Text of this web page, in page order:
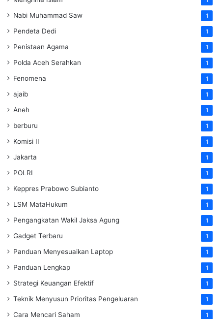
Nabi Muhammad Saw 1
Pendeta Dedi 1
Penistaan Agama 1
Polda Aceh Serahkan 1
Fenomena 1
ajaib 1
Aneh 1
berburu 1
Komisi II 1
Jakarta 1
POLRI 1
Keppres Prabowo Subianto 1
LSM MataHukum 1
Pengangkatan Wakil Jaksa Agung 1
Gadget Terbaru 1
Panduan Menyesuaikan Laptop 1
Panduan Lengkap 1
Strategi Keuangan Efektif 1
Teknik Menyusun Prioritas Pengeluaran 1
Cara Mencari Saham 1